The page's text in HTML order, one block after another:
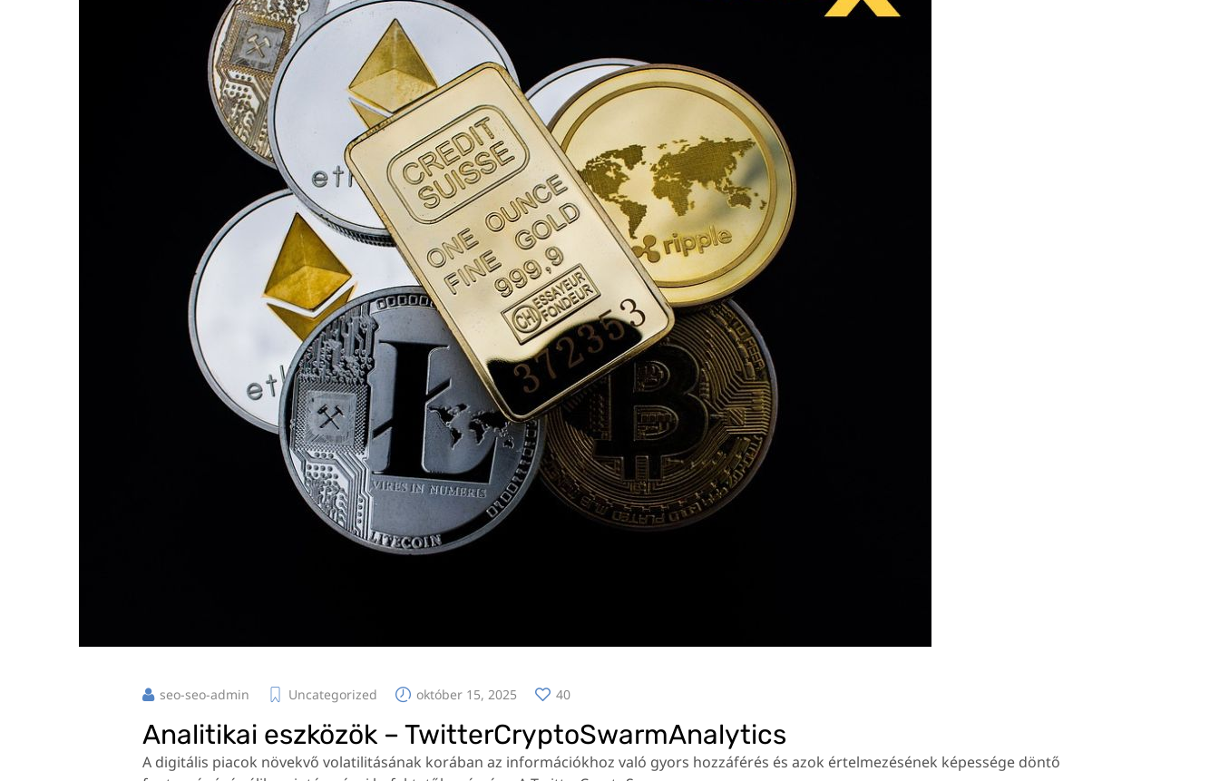
seo-seo-admin Uncategorized október 15, 2025 40
Analitikai eszközök – TwitterCryptoSwarmAnalytics
A digitális piacok növekvő volatilitásának korában az információkhoz való gyors hozzáférés és azok értelmezésének képessége döntő